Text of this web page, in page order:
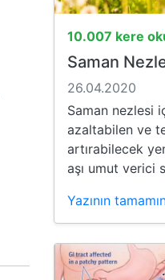
10.007 kere
Saman
26.04.2020
Saman nezlesi
azaltabilen ve
artırabilecek
aşı umut verici
Yazının